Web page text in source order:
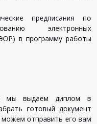
предписания
по
электронных
) в программу работы
мы выдаем диплом в
готовый документ
отправить его вам